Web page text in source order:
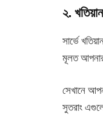
২.
সার্ভে
মূলত আপনার
সেখানে
সুতরাং